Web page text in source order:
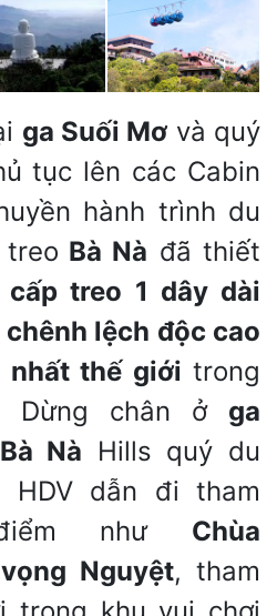
ga Suối Mơvà quý
tục lên các Cabin
hành trình du
Bà Nà đã thiết
cấp treo 1 dây dài
chênh lệch độc cao
nhất thế giới trong
Dừng chân ở ga
Nà Hills quý du
HDV dẫn đi tham
như Chùa
Nguyệt, tham